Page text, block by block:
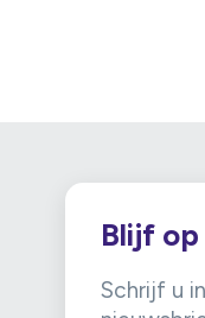
Blijf
Schrijf u